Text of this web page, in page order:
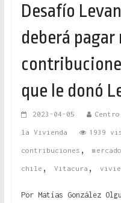
Desafío
deberá
que le donó
2023-04-05
la Vivienda 1939
contribuciones ,
chile , Vitacura ,
Por Matías González